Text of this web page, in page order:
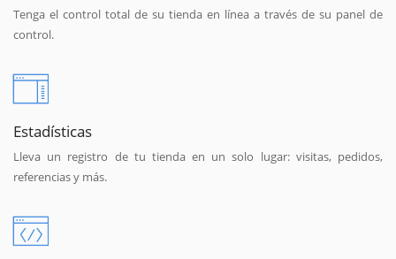
Tenga el control total de su tienda en línea a través de su panel de
control.
Estadísticas
Lleva un registro de tu tienda en un solo lugar: visitas, pedidos,
referencias y más.